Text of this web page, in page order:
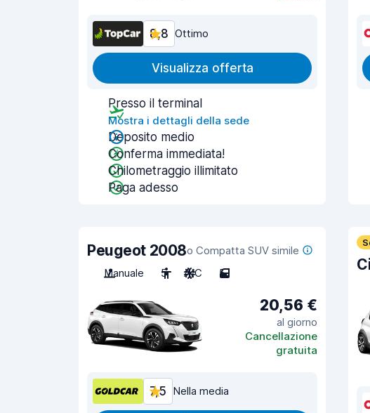
8,8 Ottimo
Visualizza offerta
Presso il terminal
Mostra i dettagli della sede
Deposito medio
Conferma immediata!
Chilometraggio illimitato
Paga adesso
Peugeot 2008o Compatta SUV simile
Manuale
5 A/C 5
20,56 €
al giorno
Cancellazione
gratuita
7,5 Nella media